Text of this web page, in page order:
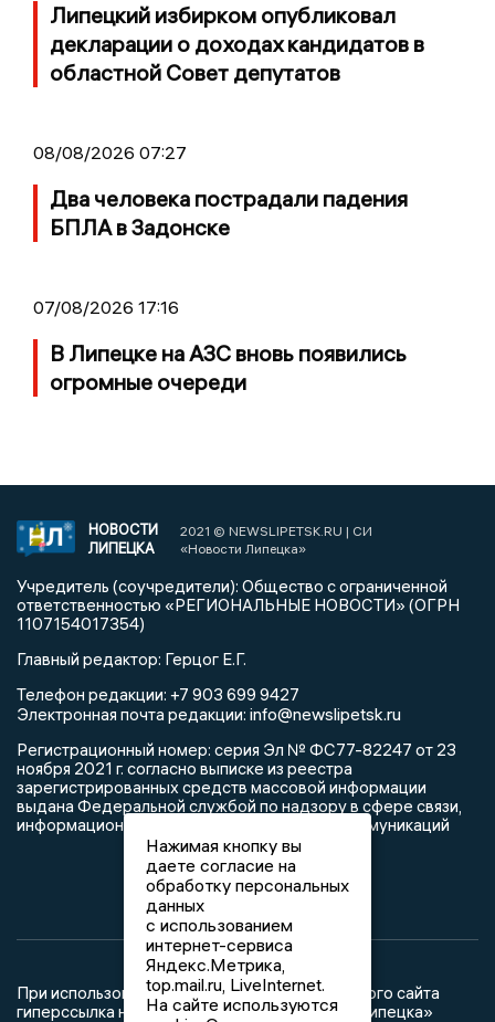
Липецкий избирком опубликовал
декларации о доходах кандидатов в
областной Совет депутатов
08/08/2026 07:27
Два человека пострадали падения
БПЛА в Задонске
07/08/2026 17:16
В Липецке на АЗС вновь появились
огромные очереди
НОВОСТИ
ЛИПЕЦКА
2021 © NEWSLIPETSK.RU | СИ
«Новости Липецка»
Учредитель (соучредители): Общество с ограниченной
ответственностью «РЕГИОНАЛЬНЫЕ НОВОСТИ» (ОГРН
1107154017354)
Главный редактор: Герцог Е.Г.
Телефон редакции: +7 903 699 9427
Электронная почта редакции: info@newslipetsk.ru
Регистрационный номер: серия Эл № ФС77-82247 от 23
ноября 2021 г. согласно выписке из реестра
зарегистрированных средств массовой информации
выдана Федеральной службой по надзору в сфере связи,
информационных технологий и массовых коммуникаций
При использовании любого материала с данного сайта
гиперссылка на Сетевое издание «Новости Липецка»
Нажимая кнопку вы
даете согласие на
обработку персональных
данных
с использованием
интернет-сервиса
Яндекс.Метрика,
top.mail.ru, LiveInternet.
На сайте используются